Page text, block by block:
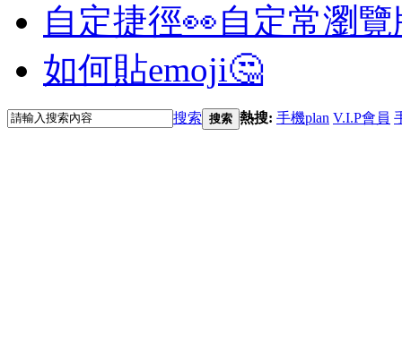
自定捷徑👀自定常瀏
如何貼emoji🤔
搜索 搜索 熱搜: 手機plan V.I.P會員